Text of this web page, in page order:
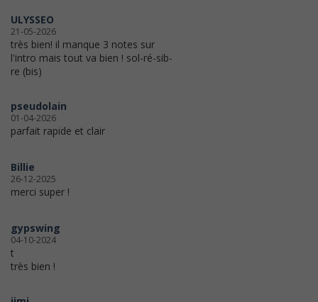
ULYSSEO
21-05-2026
très bien! il manque 3 notes sur
l'intro mais tout va bien ! sol-ré-sib-
re (bis)
pseudolain
01-04-2026
parfait rapide et clair
Billie
26-12-2025
merci super !
gypswing
04-10-2024
t
très bien !